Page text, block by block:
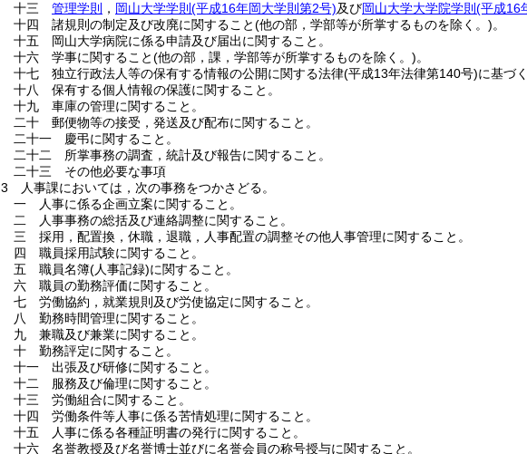
十三
管理学則 ， 岡山大学学則 (平成16年岡大学則第2号)及び岡山大学大学院学則 (平成16
十四
諸規則の制定及び改廃に関すること(他の部，学部等が所掌するものを除く。)。
十五
岡山大学病院に係る申請及び届出に関すること。
十六
学事に関すること(他の部，課，学部等が所掌するものを除く。)。
十七
独立行政法人等の保有する情報の公開に関する法律(平成13年法律第140号)に基づ
十八
保有する個人情報の保護に関すること。
十九
車庫の管理に関すること。
二十
郵便物等の接受，発送及び配布に関すること。
二十一
慶弔に関すること。
二十二
所掌事務の調査，統計及び報告に関すること。
二十三
その他必要な事項
3
人事課においては，次の事務をつかさどる。
一
人事に係る企画立案に関すること。
二
人事事務の総括及び連絡調整に関すること。
三
採用，配置換，休職，退職，人事配置の調整その他人事管理に関すること。
四
職員採用試験に関すること。
五
職員名簿(人事記録)に関すること。
六
職員の勤務評価に関すること。
七
労働協約，就業規則及び労使協定に関すること。
八
勤務時間管理に関すること。
九
兼職及び兼業に関すること。
十
勤務評定に関すること。
十一
出張及び研修に関すること。
十二
服務及び倫理に関すること。
十三
労働組合に関すること。
十四
労働条件等人事に係る苦情処理に関すること。
十五
人事に係る各種証明書の発行に関すること。
十六
名誉教授及び名誉博士並びに名誉会員の称号授与に関すること。